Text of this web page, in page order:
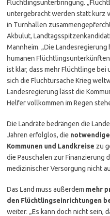
Flüchtlings­unterbringung.
untergebracht werden statt kurz
in Turnhallen
Akbulut,
Mannheim. „Die
humanen
ist klar, dass mehr Flüchtlinge
sich die Fluchtursache Krieg
Landesregierung lässt die
Helfer vollkommen im Regen
Die Landräte bedrängen die
Jahren erfolglos, die
Kommunen und Landkreise zu
die Pauschalen zur Finanzierung
medizinischer Versorgung nicht
Das Land muss außerdem mehr
den Flüchtlingseinrichtungen
weiter: „Es kann doch nicht sein,